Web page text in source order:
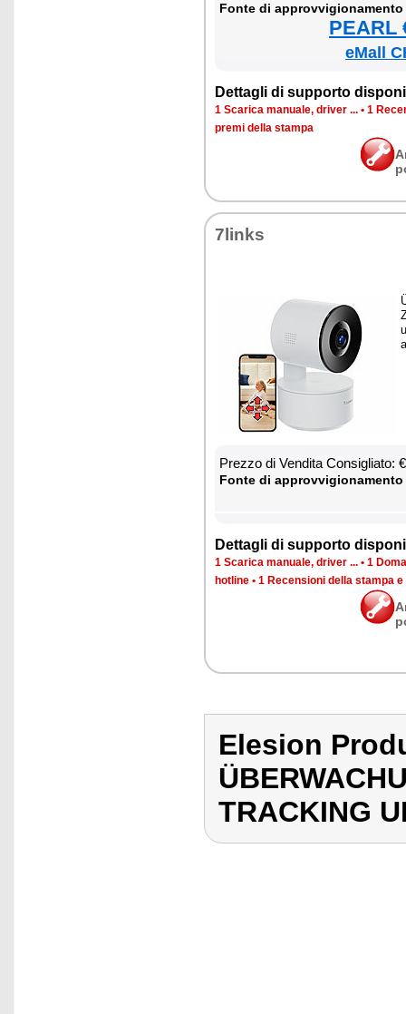
Fon­te di
PEARL
eMall
Det­ta­gli di sup­por­to
1 Sca­ri­ca ma­nua­le, dri­ver ... • 1
pre­mi del­la stam­pa
7links
Prez­zo di Ven­di­ta Con­si­glia­to:
Fon­te di
Det­ta­gli di sup­por­to
1 Sca­ri­ca ma­nua­le, dri­ver ... • 1
ho­tli­ne • 1 Re­cen­sio­ni del­la stam­pa
Elesion
TRACKING